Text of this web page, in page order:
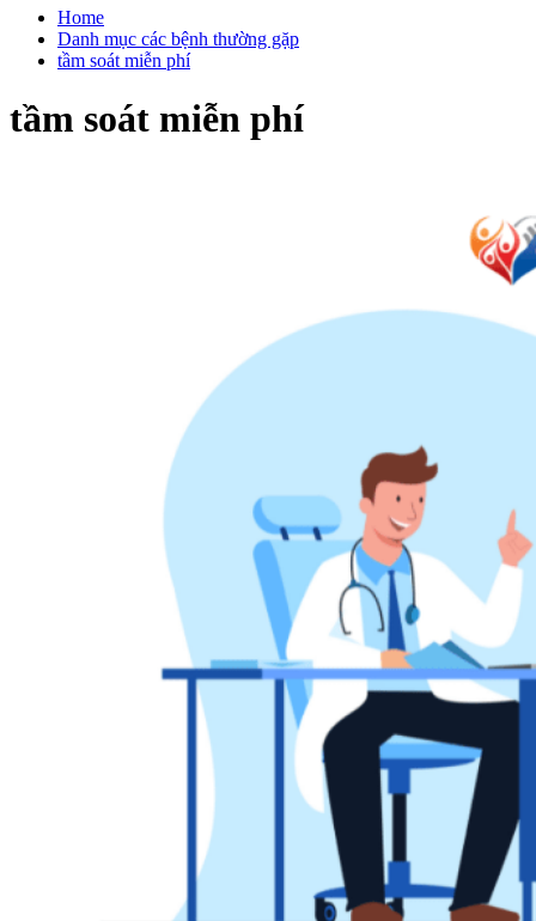
Home
Danh mục các bệnh thường gặp
tầm soát miễn phí
tầm soát miễn phí